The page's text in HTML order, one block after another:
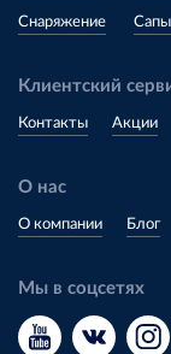
Снаряжение
Клиентский
Контакты Акции
О нас
О компании Блог
Мы в соцсетях